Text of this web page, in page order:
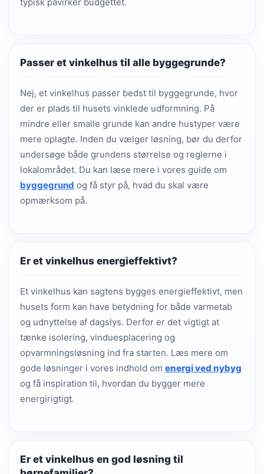
Passer et vinkelhus til alle byggegrunde?
Nej, et vinkelhus passer bedst til byggegrunde, hvor
der er plads til husets vinklede udformning. På
mindre eller smalle grunde kan andre hustyper være
mere oplagte. Inden du vælger løsning, bør du derfor
undersøge både grundens størrelse og reglerne i
lokalområdet. Du kan læse mere i vores guide om
byggegrund og få styr på, hvad du skal være
opmærksom på.
Er et vinkelhus energieffektivt?
Et vinkelhus kan sagtens bygges energieffektivt, men
husets form kan have betydning for både varmetab
og udnyttelse af dagslys. Derfor er det vigtigt at
tænke isolering, vinduesplacering og
opvarmningsløsning ind fra starten. Læs mere om
gode løsninger i vores indhold om energi ved nybyg
og få inspiration til, hvordan du bygger mere
energirigtigt.
Er et vinkelhus en god løsning til